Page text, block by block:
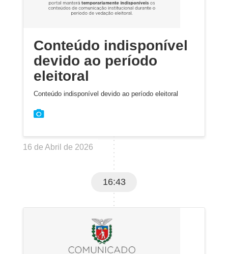
Conteúdo indisponível
devido ao período
eleitoral
Conteúdo indisponível devido ao período eleitoral
16 de Abril de 2026
16:43